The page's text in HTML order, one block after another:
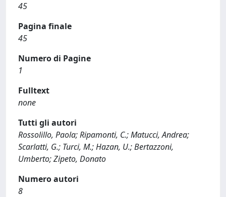
45
Pagina finale
45
Numero di Pagine
1
Fulltext
none
Tutti gli autori
Rossolillo, Paola; Ripamonti, C.; Matucci, Andrea;
Scarlatti, G.; Turci, M.; Hazan, U.; Bertazzoni,
Umberto; Zipeto, Donato
Numero autori
8